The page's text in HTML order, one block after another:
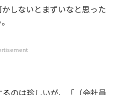
かしないとまずいなと思った
のは珍しいが、「（会社員